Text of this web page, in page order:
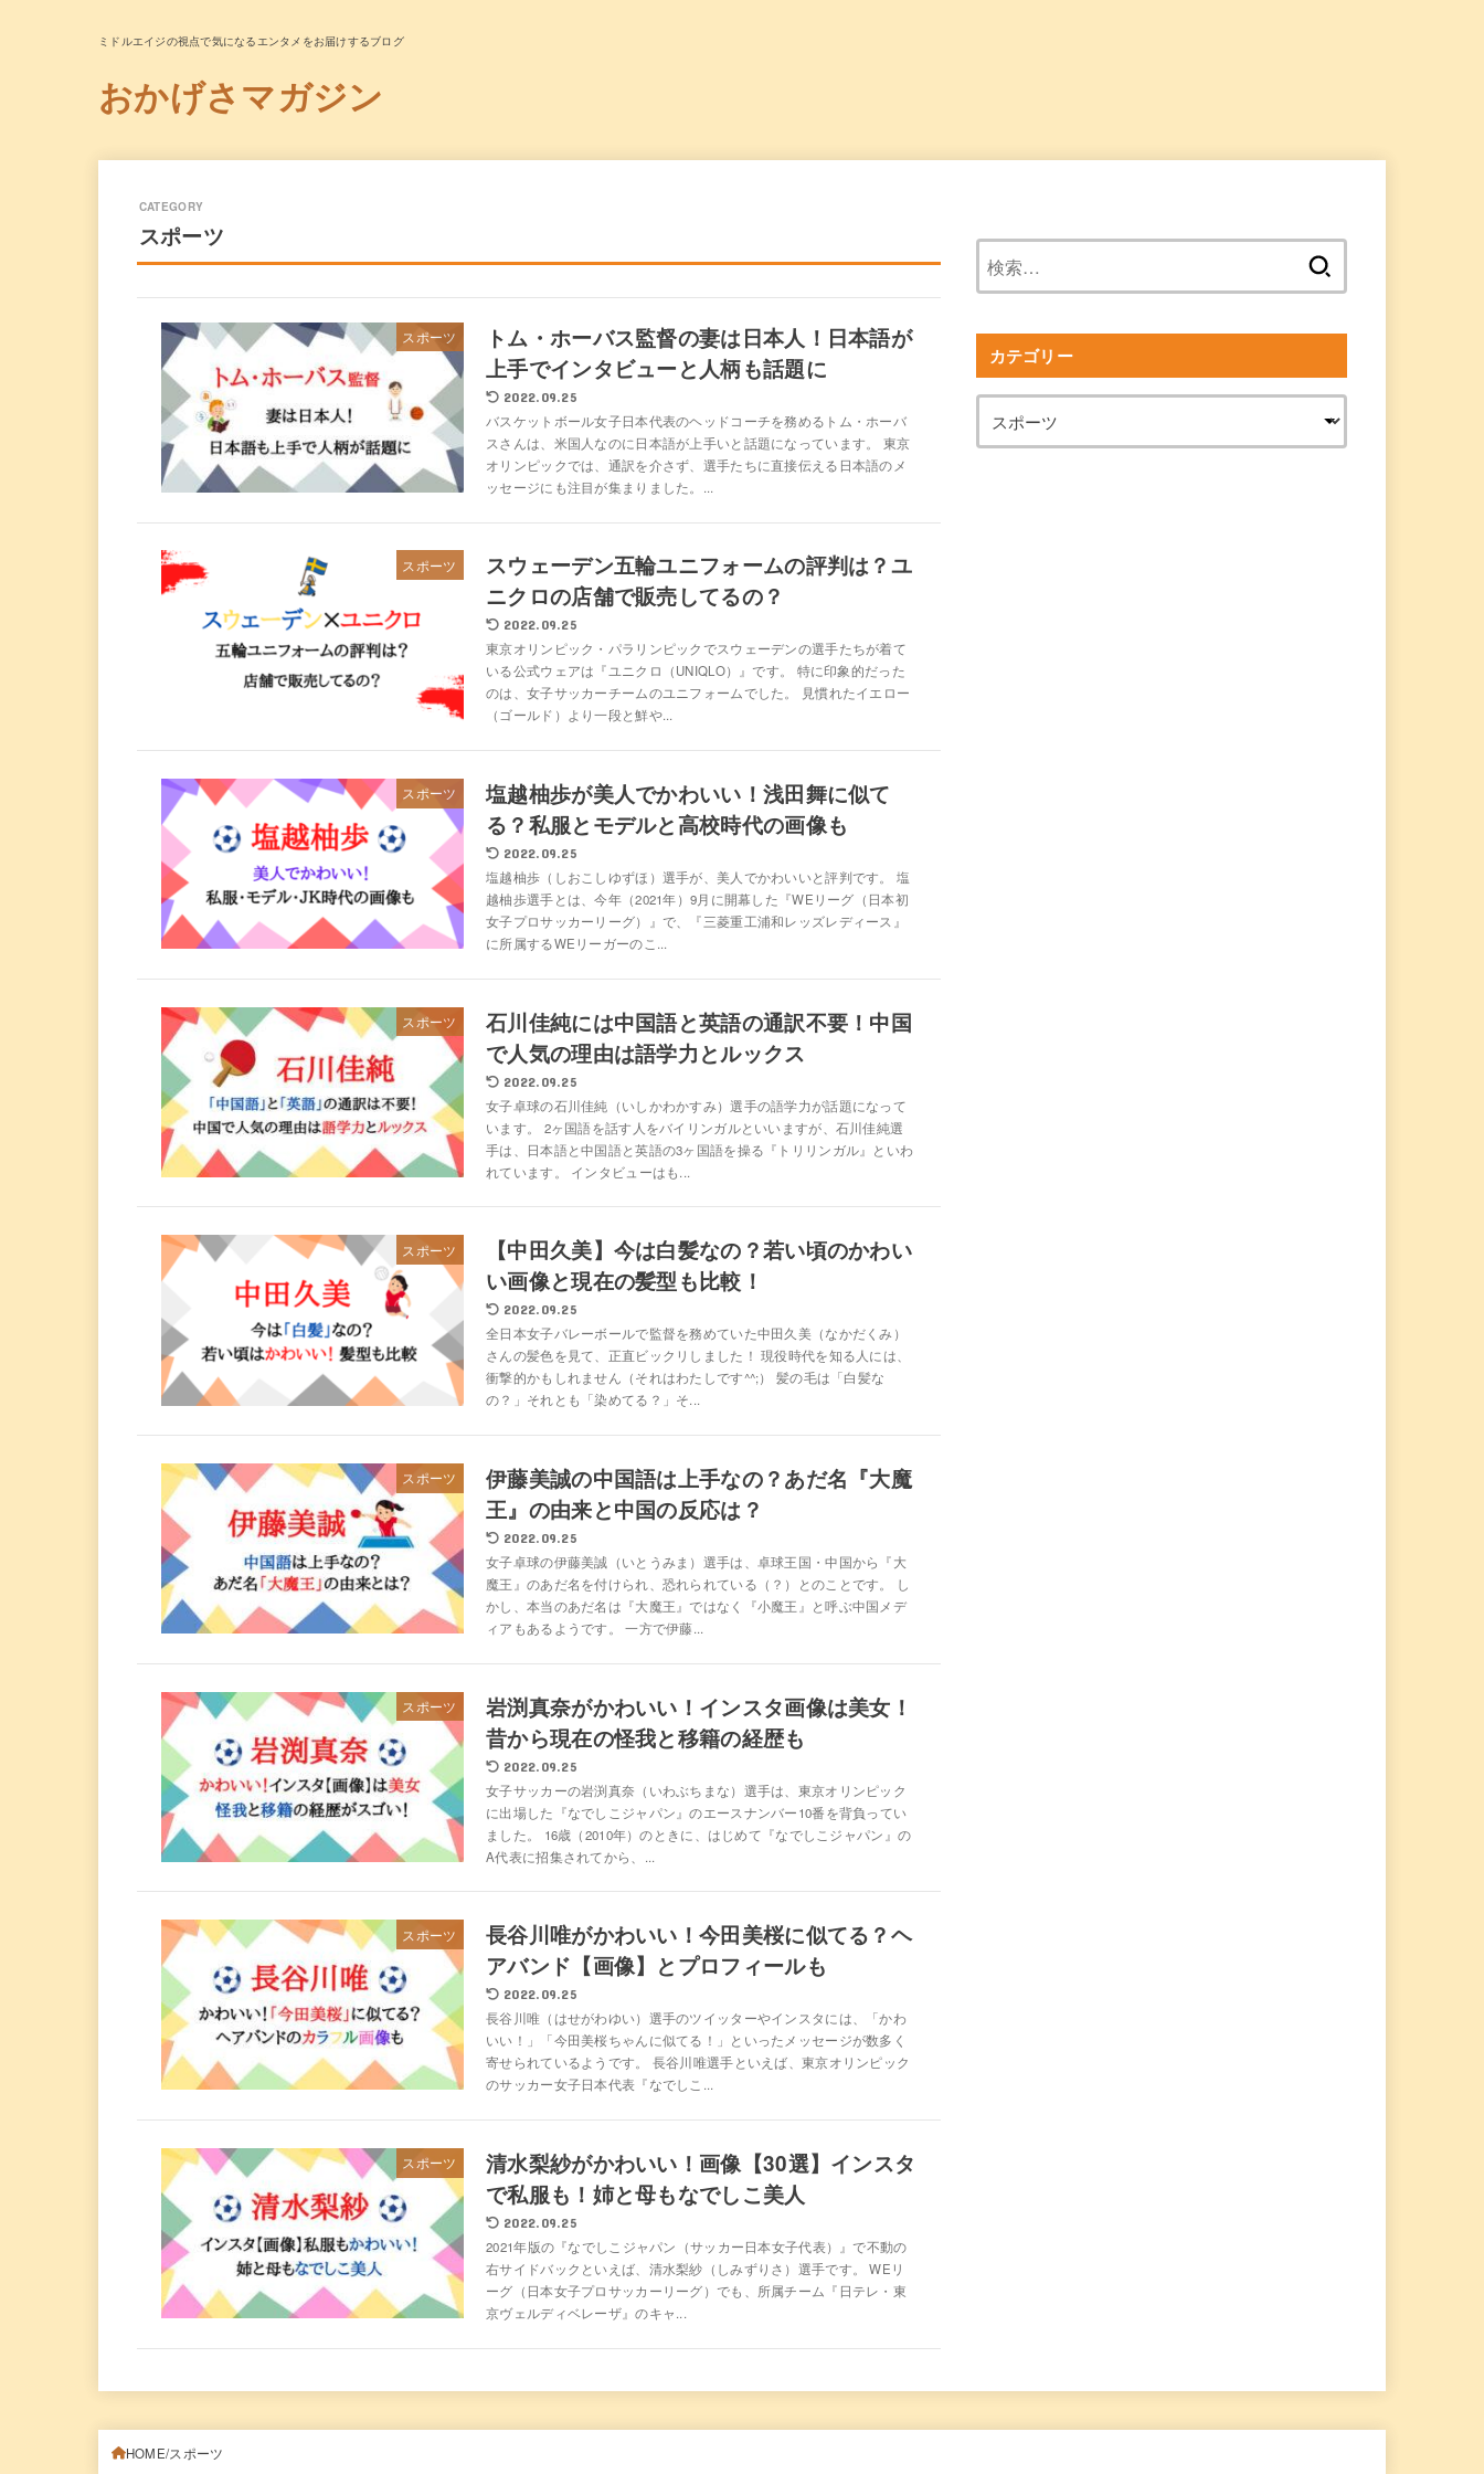
ミドルエイジの視点で気になるエンタメをお届けするブログ
おかげさマガジン
スポーツ
スポーツ
トム・ホーバス監督の妻は日本人！日本語が
上手でインタビューと人柄も話題に
2022.09.25
バスケットボール女子日本代表のヘッドコーチを務めるトム・ホーバ
スさんは、米国人なのに日本語が上手いと話題になっています。 東京
オリンピックでは、通訳を介さず、選手たちに直接伝える日本語のメ
ッセージにも注目が集まりました。...
スポーツ
スウェーデン五輪ユニフォームの評判は？ユ
ニクロの店舗で販売してるの？
2022.09.25
東京オリンピック・パラリンピックでスウェーデンの選手たちが着て
いる公式ウェアは『ユニクロ（UNIQLO）』です。 特に印象的だった
のは、女子サッカーチームのユニフォームでした。 見慣れたイエロー
（ゴールド）より一段と鮮や...
スポーツ
塩越柚歩が美人でかわいい！浅田舞に似て
る？私服とモデルと高校時代の画像も
2022.09.25
塩越柚歩（しおこしゆずほ）選手が、美人でかわいいと評判です。 塩
越柚歩選手とは、今年（2021年）9月に開幕した『WEリーグ（日本初
女子プロサッカーリーグ）』で、『三菱重工浦和レッズレディース』
に所属するWEリーガーのこ...
スポーツ
石川佳純には中国語と英語の通訳不要！中国
で人気の理由は語学力とルックス
2022.09.25
女子卓球の石川佳純（いしかわかすみ）選手の語学力が話題になって
います。 2ヶ国語を話す人をバイリンガルといいますが、石川佳純選
手は、日本語と中国語と英語の3ヶ国語を操る『トリリンガル』といわ
れています。 インタビューはも...
スポーツ
【中田久美】今は白髪なの？若い頃のかわい
い画像と現在の髪型も比較！
2022.09.25
全日本女子バレーボールで監督を務めていた中田久美（なかだくみ）
さんの髪色を見て、正直ビックリしました！ 現役時代を知る人には、
衝撃的かもしれません（それはわたしです^^;） 髪の毛は「白髪な
の？」それとも「染めてる？」そ...
スポーツ
伊藤美誠の中国語は上手なの？あだ名『大魔
王』の由来と中国の反応は？
2022.09.25
女子卓球の伊藤美誠（いとうみま）選手は、卓球王国・中国から『大
魔王』のあだ名を付けられ、恐れられている（？）とのことです。 し
かし、本当のあだ名は『大魔王』ではなく『小魔王』と呼ぶ中国メデ
ィアもあるようです。 一方で伊藤...
スポーツ
岩渕真奈がかわいい！インスタ画像は美女！
昔から現在の怪我と移籍の経歴も
2022.09.25
女子サッカーの岩渕真奈（いわぶちまな）選手は、東京オリンピック
に出場した『なでしこジャパン』のエースナンバー10番を背負ってい
ました。 16歳（2010年）のときに、はじめて『なでしこジャパン』の
A代表に招集されてから、...
スポーツ
長谷川唯がかわいい！今田美桜に似てる？ヘ
アバンド【画像】とプロフィールも
2022.09.25
長谷川唯（はせがわゆい）選手のツイッターやインスタには、「かわ
いい！」「今田美桜ちゃんに似てる！」といったメッセージが数多く
寄せられているようです。 長谷川唯選手といえば、東京オリンピック
のサッカー女子日本代表『なでしこ...
スポーツ
清水梨紗がかわいい！画像【30選】インスタ
で私服も！姉と母もなでしこ美人
2022.09.25
2021年版の『なでしこジャパン（サッカー日本女子代表）』で不動の
右サイドバックといえば、清水梨紗（しみずりさ）選手です。 WEリ
ーグ（日本女子プロサッカーリーグ）でも、所属チーム『日テレ・東
京ヴェルディベレーザ』のキャ...
カテゴリー
HOME スポーツ